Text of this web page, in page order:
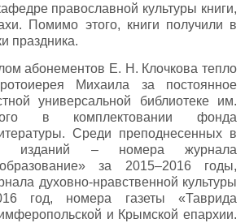
православной культуры книги,
Помимо этого, книги получили в
праздника.
абонементов Е. Н. Клочкова тепло
Михаила за постоянное
универсальной библиотеке им.
в комплектовании фонда
Среди преподнесенных в
изданий – номера журнала
за 2015–2016 годы,
духовно-нравственной культуры
год, номера газеты «Таврида
и Крымской епархии.